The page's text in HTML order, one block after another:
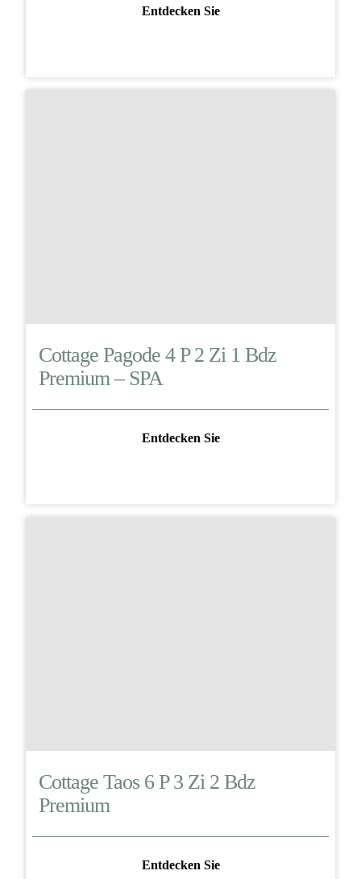
Entdecken Sie
Cottage Pagode 4 P 2 Zi 1 Bdz
Premium – SPA
Entdecken Sie
Cottage Taos 6 P 3 Zi 2 Bdz
Premium
Entdecken Sie